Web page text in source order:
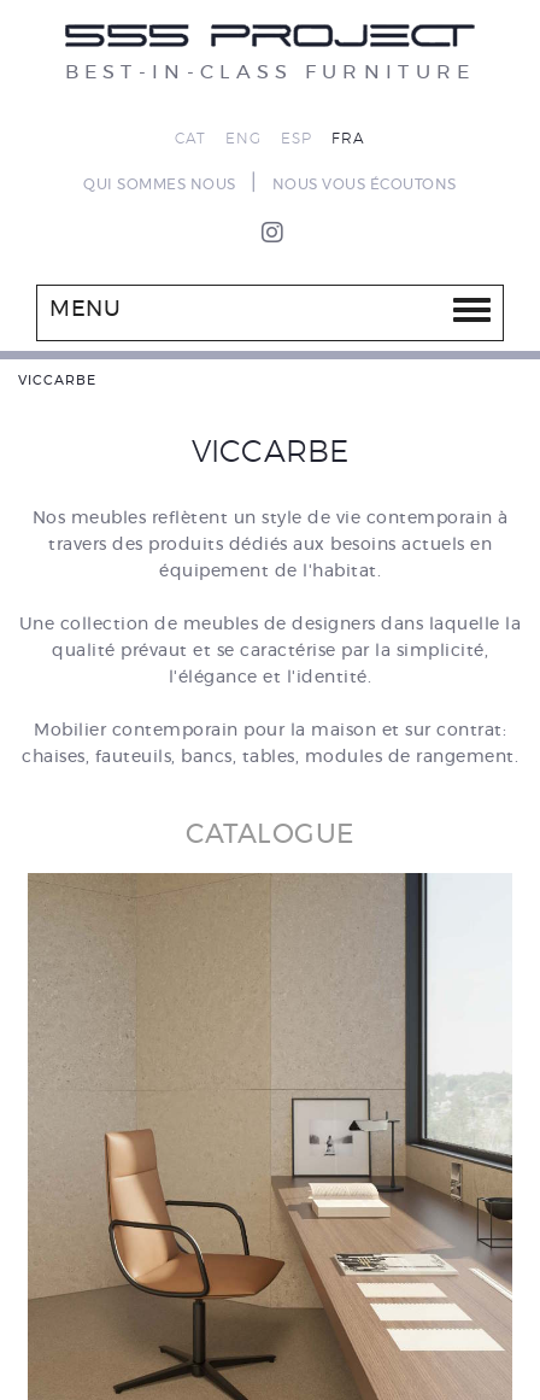
BEST-IN-CLASS FURNITURE
CAT ENG ESP FRA
QUI SOMMES NOUS NOUS VOUS ÉCOUTONS
MENU
VICCARBE
VICCARBE
Nos meubles reflètent un style de vie contemporain à
travers des produits dédiés aux besoins actuels en
équipement de l'habitat.
Une collection de meubles de designers dans laquelle la
qualité prévaut et se caractérise par la simplicité,
l'élégance et l'identité.
Mobilier contemporain pour la maison et sur contrat:
chaises, fauteuils, bancs, tables, modules de rangement.
CATALOGUE